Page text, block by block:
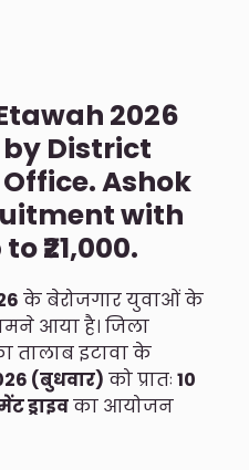
2026
District
Ashok
with
₹21,000.
के बेरोजगार युवाओं के
आया है। जिला
तालाब इटावा के
(बुधवार) को प्रातः 10
ड्राइवका आयोजन